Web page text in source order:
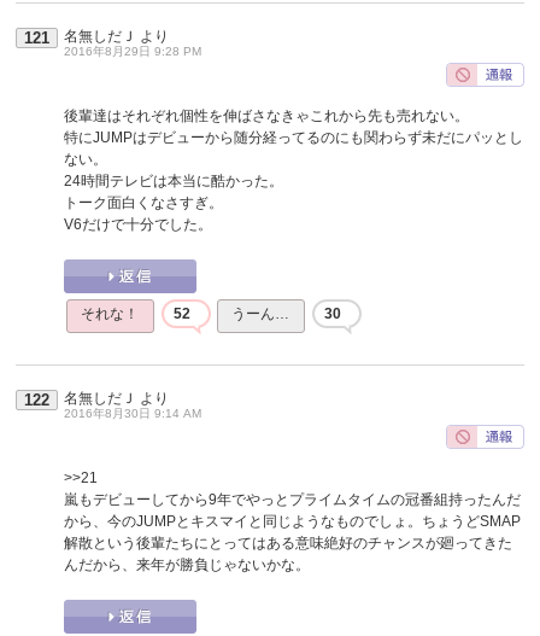
121 名無しだＪ より
2016年8月29日 9:28 PM
後輩達はそれぞれ個性を伸ばさなきゃこれから先も売れない。
特にJUMPはデビューから随分経ってるのにも関わらず未だにパッとし
ない。
24時間テレビは本当に酷かった。
トーク面白くなさすぎ。
V6だけで十分でした。
それな！ 52 うーん… 30
122 名無しだＪ より
2016年8月30日 9:14 AM
>>21
嵐もデビューしてから9年でやっとプライムタイムの冠番組持ったんだ
から、今のJUMPとキスマイと同じようなものでしょ。ちょうどSMAP
解散という後輩たちにとってはある意味絶好のチャンスが廻ってきた
んだから、来年が勝負じゃないかな。